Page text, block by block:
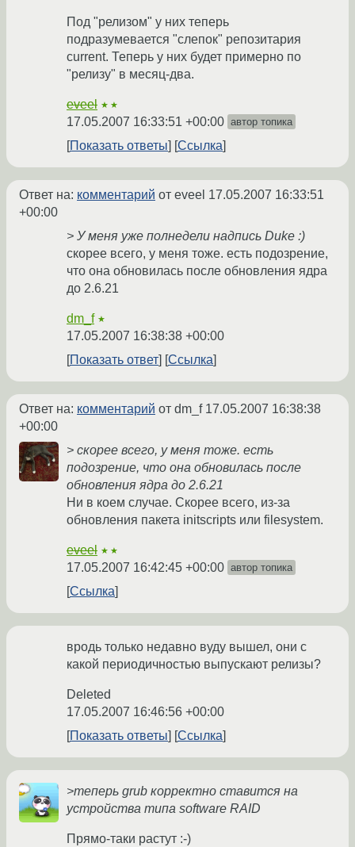
Под "релизом" у них теперь
подразумевается "слепок" репозитария
current. Теперь у них будет примерно по
"релизу" в месяц-два.
eveel ★★
17.05.2007 16:33:51 +00:00 автор топика
Показать ответы Ссылка
Ответ на: комментарий от eveel 17.05.2007 16:33:51
+00:00
> У меня уже полнедели надпись Duke :)
скорее всего, у меня тоже. есть подозрение,
что она обновилась после обновления ядра
до 2.6.21
dm_f ★
17.05.2007 16:38:38 +00:00
Показать ответ
Ссылка
Ответ на: комментарий от dm_f 17.05.2007 16:38:38
+00:00
> скорее всего, у меня тоже. есть
подозрение, что она обновилась после
обновления ядра до 2.6.21
Ни в коем случае. Скорее всего, из-за
обновления пакета initscripts или filesystem.
eveel ★★
17.05.2007 16:42:45 +00:00 автор топика
Ссылка
вродь только недавно вуду вышел, они с
какой периодичностью выпускают релизы?
Deleted
17.05.2007 16:46:56 +00:00
Показать ответы
Ссылка
>теперь grub корректно ставится на
устройства типа software RAID
Прямо-таки растут :-)